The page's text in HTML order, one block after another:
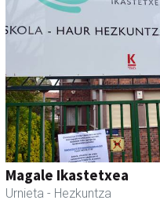
Magale Ikastetxea
Urnieta - Hezkuntza